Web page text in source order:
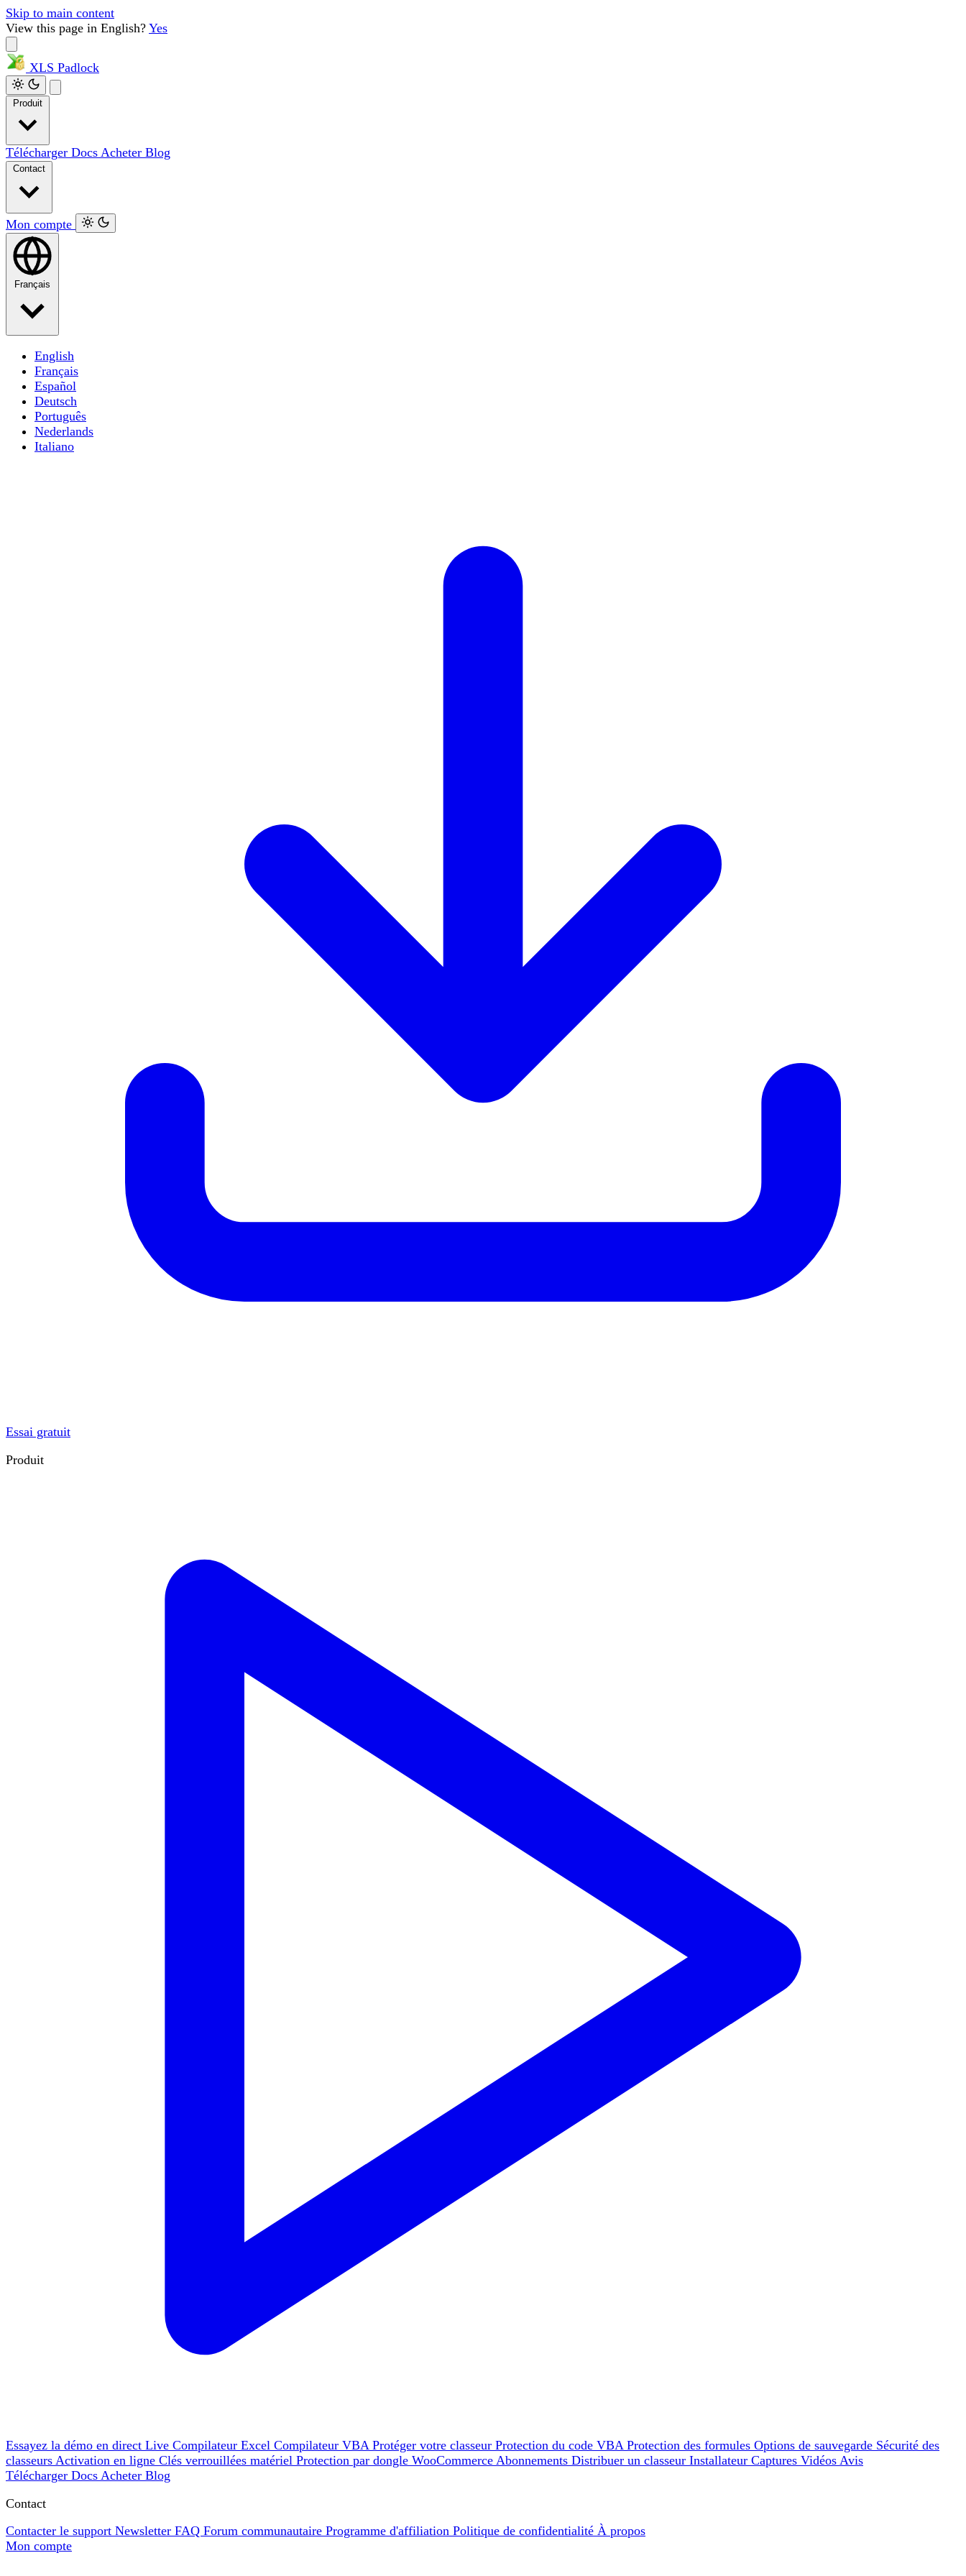
Skip to main content
View this page in English? Yes
XLS Padlock
Télécharger Docs Acheter Blog
Mon compte
Français
English
Français
Español
Deutsch
Português
Nederlands
Italiano
Essai gratuit
Produit
Essayez la démo en direct Live Compilateur Excel Compilateur VBA Protéger votre classeur Protection du code VBA Protection des formules Options de sauvegarde Sécurité des
classeurs Activation en ligne Clés verrouillées matériel Protection par dongle WooCommerce Abonnements Distribuer un classeur Installateur Captures Vidéos Avis
Télécharger Docs Acheter Blog
Contact
Contacter le support Newsletter FAQ Forum communautaire Programme d'affiliation Politique de confidentialité À propos
Mon compte